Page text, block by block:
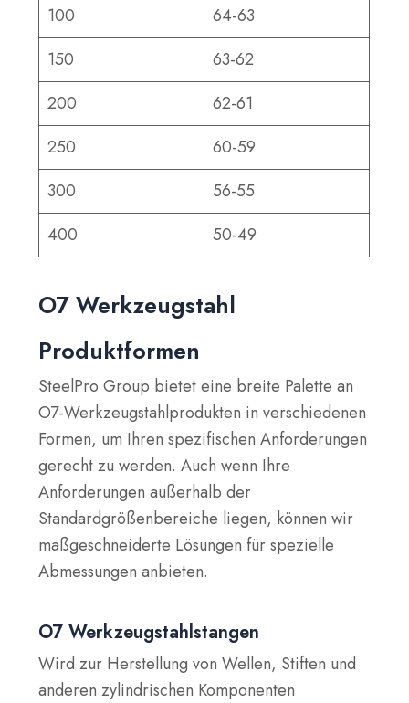
100
64-63
150
63-62
200
62-61
250
60-59
300
56-55
400
50-49
O7 Werkzeugstahl
Produktformen
SteelPro Group bietet eine breite Palette an
O7-Werkzeugstahlprodukten in verschiedenen
Formen, um Ihren spezifischen Anforderungen
gerecht zu werden. Auch wenn Ihre
Anforderungen außerhalb der
Standardgrößenbereiche liegen, können wir
maßgeschneiderte Lösungen für spezielle
Abmessungen anbieten.
O7 Werkzeugstahlstangen
Wird zur Herstellung von Wellen, Stiften und
anderen zylindrischen Komponenten